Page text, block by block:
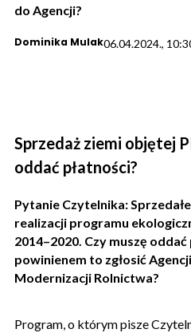
do Agencji?
Dominika Mulak06.04.2024.,
Sprzedaż ziemi objętej
oddać płatności?
Pytanie Czytelnika:
realizacji programu
2014–2020. Czy muszę oddać
powinienem to zgłosić
Modernizacji Rolnictwa?
Program, o którym pisze